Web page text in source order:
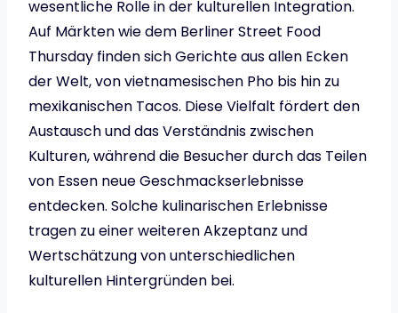
wesentliche Rolle in der kulturellen Integration.
Auf Märkten wie dem Berliner Street Food
Thursday finden sich Gerichte aus allen Ecken
der Welt, von vietnamesischen Pho bis hin zu
mexikanischen Tacos. Diese Vielfalt fördert den
Austausch und das Verständnis zwischen
Kulturen, während die Besucher durch das Teilen
von Essen neue Geschmackserlebnisse
entdecken. Solche kulinarischen Erlebnisse
tragen zu einer weiteren Akzeptanz und
Wertschätzung von unterschiedlichen
kulturellen Hintergründen bei.